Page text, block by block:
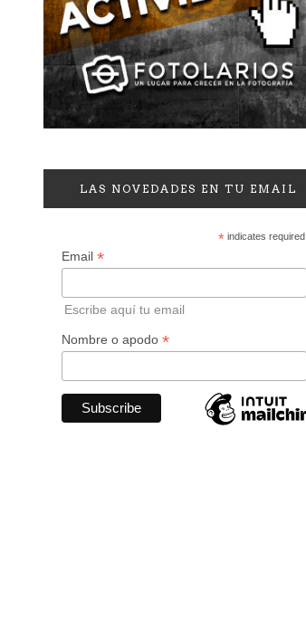
LAS NOVEDADES EN TU EMAIL
*indicates required
Email *
Escribe aquí tu email
Nombre o apodo *